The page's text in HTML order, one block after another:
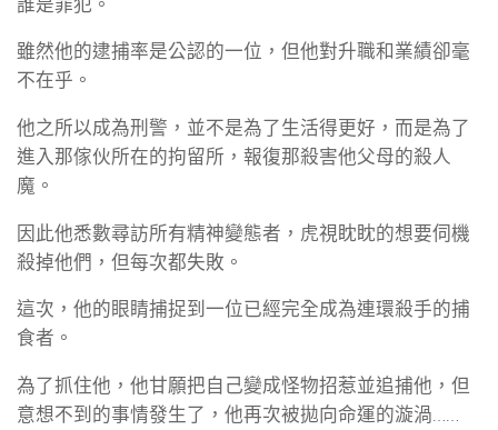
雖然他的逮捕率是公認的一位，但他對升職和業績卻毫
不在乎。
他之所以成為刑警，並不是為了生活得更好，而是為了
進入那傢伙所在的拘留所，報復那殺害他父母的殺人
魔。
因此他悉數尋訪所有精神變態者，虎視眈眈的想要伺機
殺掉他們，但每次都失敗。
這次，他的眼睛捕捉到一位已經完全成為連環殺手的捕
食者。
為了抓住他，他甘願把自己變成怪物招惹並追捕他，但
意想不到的事情發生了，他再次被拋向命運的漩渦……